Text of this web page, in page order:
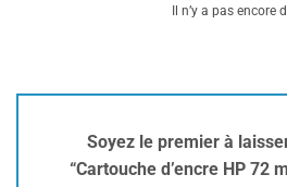
Il n’y a pas encore
Soyez le premier à
“Cartouche d’encre HP 72